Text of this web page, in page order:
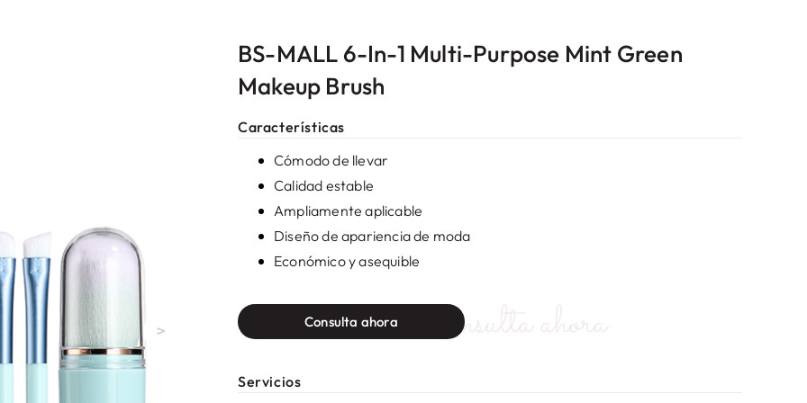
>
BS-MALL 6-In-1 Multi-Purpose Mint Green
Makeup Brush
Características
Cómodo de llevar
Calidad estable
Ampliamente aplicable
Diseño de apariencia de moda
Económico y asequible
Consulta ahora Consulta ahora
Servicios